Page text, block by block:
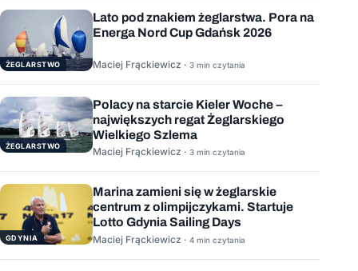
ŻEGLARSTWO
Lato pod znakiem żeglarstwa. Pora na
Energa Nord Cup Gdańsk 2026
Maciej Frąckiewicz · 3 min czytania
ŻEGLARSTWO
Polacy na starcie Kieler Woche –
największych regat Żeglarskiego
Wielkiego Szlema
Maciej Frąckiewicz · 3 min czytania
GDYNIA
Marina zamieni się w żeglarskie
centrum z olimpijczykami. Startuje
Lotto Gdynia Sailing Days
Maciej Frąckiewicz · 4 min czytania